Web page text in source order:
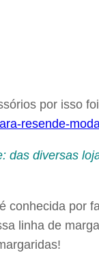
por isso
das diversas
é conhecida por
linha de